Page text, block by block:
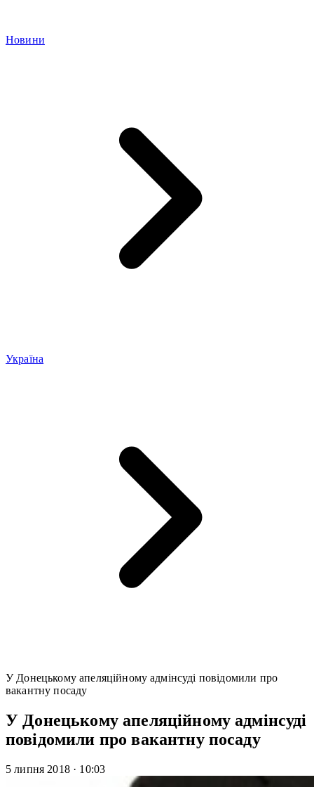
Новини
Україна
У Донецькому апеляційному адмінсуді повідомили про
вакантну посаду
У Донецькому апеляційному адмінсуді
повідомили про вакантну посаду
5 липня 2018 · 10:03